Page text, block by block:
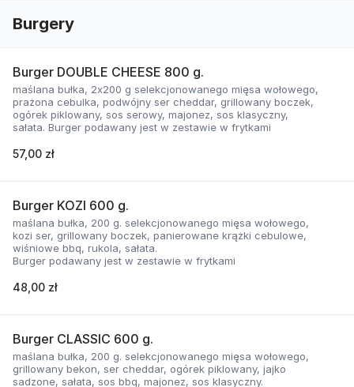
Burgery
Burger DOUBLE CHEESE 800 g.
maślana bułka, 2x200 g selekcjonowanego mięsa wołowego,
prażona cebulka, podwójny ser cheddar, grillowany boczek,
ogórek piklowany, sos serowy, majonez, sos klasyczny,
sałata. Burger podawany jest w zestawie w frytkami
57,00 zł
Burger KOZI 600 g.
maślana bułka, 200 g. selekcjonowanego mięsa wołowego,
kozi ser, grillowany boczek, panierowane krążki cebulowe,
wiśniowe bbq, rukola, sałata.
Burger podawany jest w zestawie w frytkami
48,00 zł
Burger CLASSIC 600 g.
maślana bułka, 200 g. selekcjonowanego mięsa wołowego,
grillowany bekon, ser cheddar, ogórek piklowany, jajko
sadzone, sałata, sos bbq, majonez, sos klasyczny.